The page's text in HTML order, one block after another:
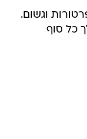
וגשום.
כל סוף